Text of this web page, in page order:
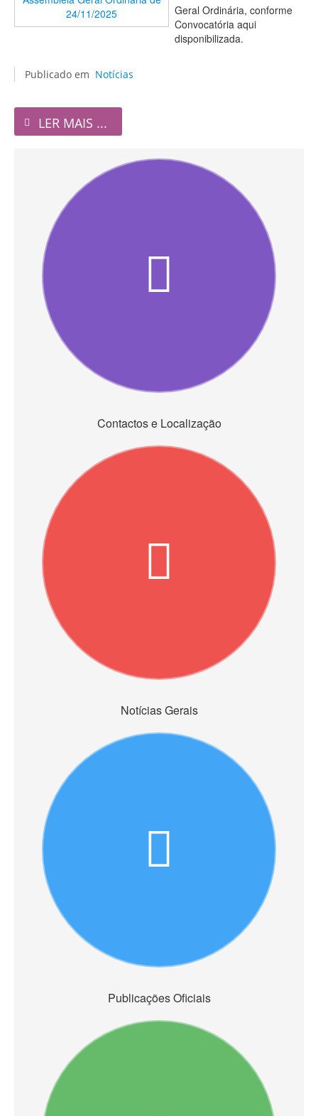
Geral Ordinária, conforme
Convocatória aqui
disponibilizada.
Publicado em Notícias
LER MAIS ...
Contactos e Localização
Notícias Gerais
Publicações Oficiais